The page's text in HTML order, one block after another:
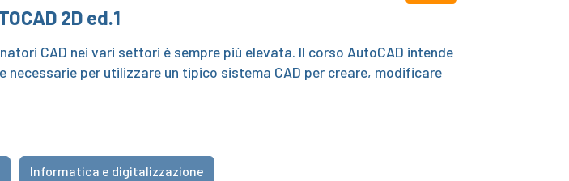
2D ed.1
CAD nei vari settori è sempre più elevata. Il corso AutoCAD intende
necessarie per utilizzare un tipico sistema CAD per creare, modificare
Informatica e digitalizzazione